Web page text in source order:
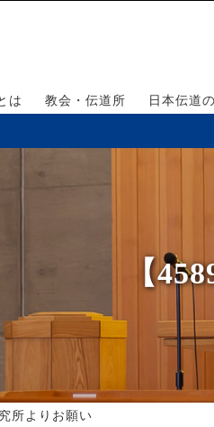
は 教会・伝道所 日本伝道
【
所よりお願い